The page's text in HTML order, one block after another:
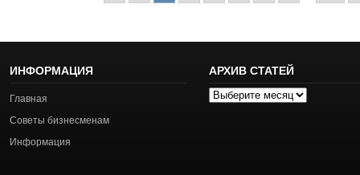
ИНФОРМАЦИЯ
Главная
Советы бизнесменам
Информация
АРХИВ СТАТЕЙ
Архив